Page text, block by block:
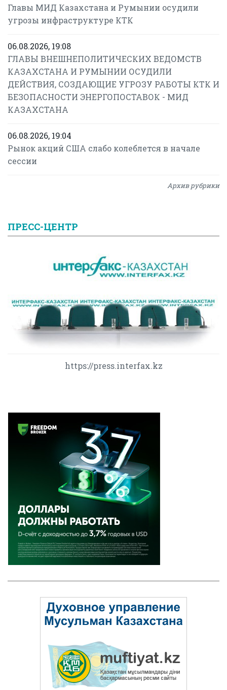
Главы МИД Казахстана и Румынии осудили
угрозы инфраструктуре КТК
06.08.2026, 19:08
ГЛАВЫ ВНЕШНЕПОЛИТИЧЕСКИХ ВЕДОМСТВ
КАЗАХСТАНА И РУМЫНИИ ОСУДИЛИ
ДЕЙСТВИЯ, СОЗДАЮЩИЕ УГРОЗУ РАБОТЫ КТК И
БЕЗОПАСНОСТИ ЭНЕРГОПОСТАВОК - МИД
КАЗАХСТАНА
06.08.2026, 19:04
Рынок акций США слабо колеблется в начале
сессии
Архив рубрики
ПРЕСС-ЦЕНТР
https://press.interfax.kz